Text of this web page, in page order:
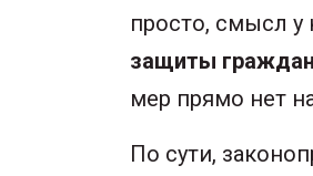
просто, смысл у
защиты граждан
мер прямо нет
По сути,